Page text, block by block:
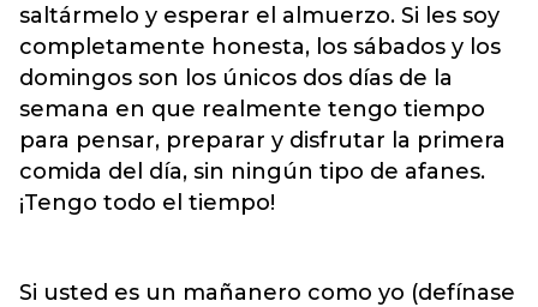
saltármelo y esperar el almuerzo. Si les soy
completamente honesta, los sábados y los
domingos son los únicos dos días de la
semana en que realmente tengo tiempo
para pensar, preparar y disfrutar la primera
comida del día, sin ningún tipo de afanes.
¡Tengo todo el tiempo!
Si usted es un mañanero como yo (defínase